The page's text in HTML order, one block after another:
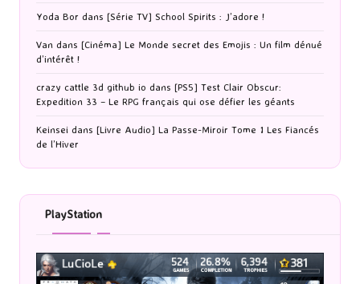
Yoda Bor dans [Série TV] School Spirits : J’adore !
Van dans [Cinéma] Le Monde secret des Emojis : Un film dénué
d’intérêt !
crazy cattle 3d github io dans [PS5] Test Clair Obscur:
Expedition 33 – Le RPG français qui ose défier les géants
Keinsei dans [Livre Audio] La Passe-Miroir Tome 1 Les Fiancés
de l’Hiver
PlayStation